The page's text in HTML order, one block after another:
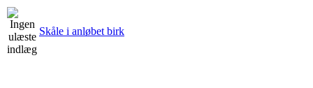
Skåle i anløbet birk